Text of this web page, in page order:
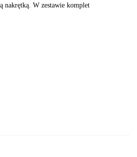
nakrętką. W zestawie komplet